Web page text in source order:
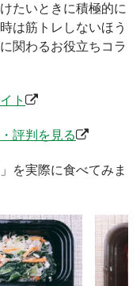
たいときに積極的に
は筋トレしないほう
関わるお役立ちコラ
ト
評判を見る
を実際に食べてみま